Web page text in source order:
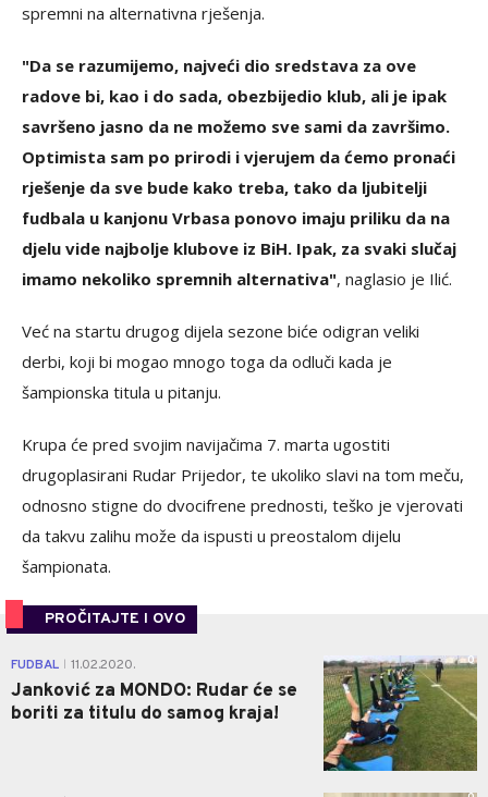
spremni na alternativna rješenja.
"Da se razumijemo, najveći dio sredstava za ove
radove bi, kao i do sada, obezbijedio klub, ali je ipak
savršeno jasno da ne možemo sve sami da završimo.
Optimista sam po prirodi i vjerujem da ćemo pronaći
rješenje da sve bude kako treba, tako da ljubitelji
fudbala u kanjonu Vrbasa ponovo imaju priliku da na
djelu vide najbolje klubove iz BiH. Ipak, za svaki slučaj
imamo nekoliko spremnih alternativa", naglasio je Ilić.
Već na startu drugog dijela sezone biće odigran veliki
derbi, koji bi mogao mnogo toga da odluči kada je
šampionska titula u pitanju.
Krupa će pred svojim navijačima 7. marta ugostiti
drugoplasirani Rudar Prijedor, te ukoliko slavi na tom meču,
odnosno stigne do dvocifrene prednosti, teško je vjerovati
da takvu zalihu može da ispusti u preostalom dijelu
šampionata.
PROČITAJTE I OVO
FUDBAL 11.02.2020.
Janković za MONDO: Rudar će se
boriti za titulu do samog kraja!
0